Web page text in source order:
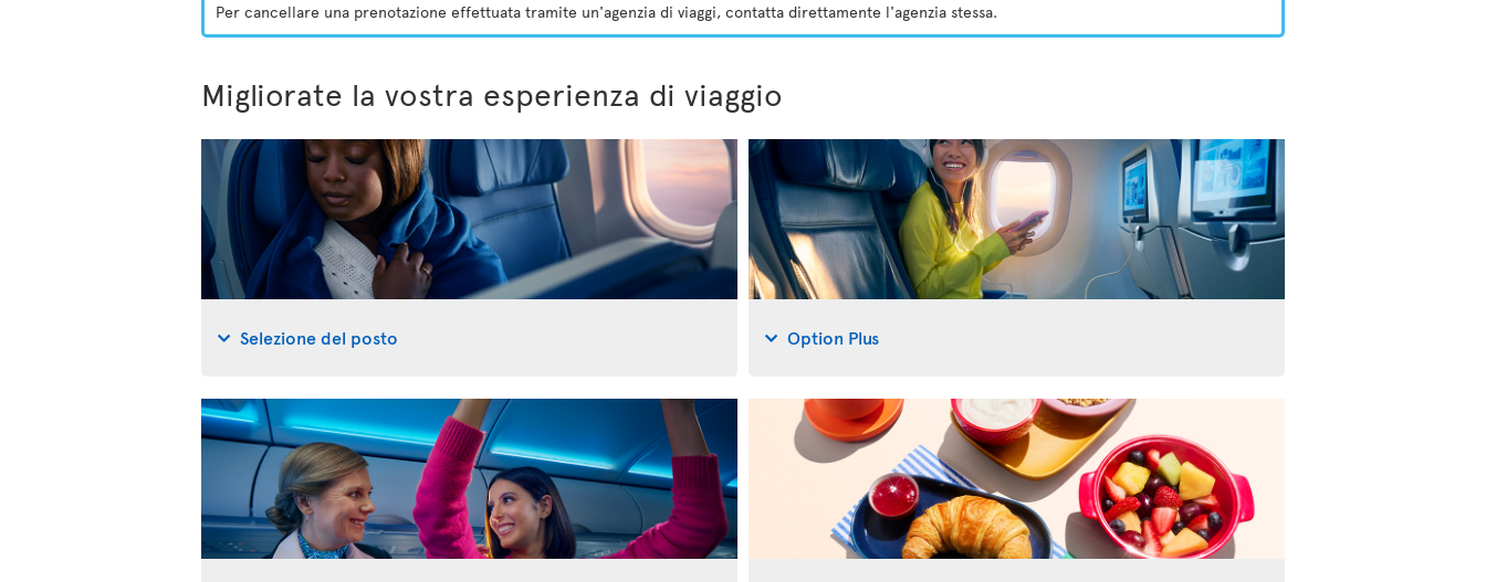
Per cancellare una prenotazione effettuata tramite un'agenzia di viaggi, contatta direttamente l'agenzia stessa.
Migliorate la vostra esperienza di viaggio
Selezione del posto Option Plus